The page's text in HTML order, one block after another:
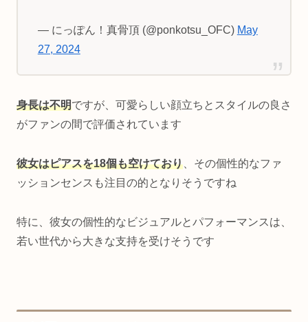
— にっぽん！真骨頂 (@ponkotsu_OFC) May
27, 2024
身長は不明ですが、可愛らしい顔立ちとスタイルの良さ
がファンの間で評価されています
彼女はピアスを18個も空けており 、その個性的なファ
ッションセンスも注目の的となりそうですね
特に、彼女の個性的なビジュアルとパフォーマンスは、
若い世代から大きな支持を受けそうです